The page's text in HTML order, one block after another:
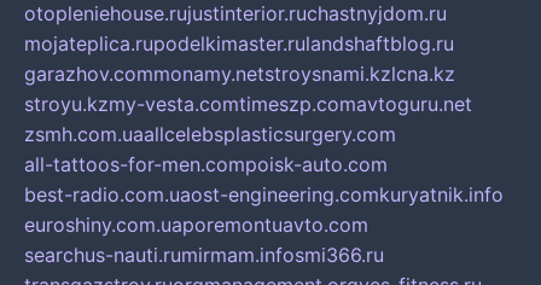
otopleniehouse.rujustinterior.ruchastnyjdom.ru
mojateplica.rupodelkimaster.rulandshaftblog.ru
garazhov.commonamy.netstroysnami.kzlcna.kz
stroyu.kzmy-vesta.comtimeszp.comavtoguru.net
zsmh.com.uaallcelebsplasticsurgery.com
all-tattoos-for-men.compoisk-auto.com
best-radio.com.uaost-engineering.comkuryatnik.info
euroshiny.com.uaporemontuavto.com
searchus-nauti.rumirmam.infosmi366.ru